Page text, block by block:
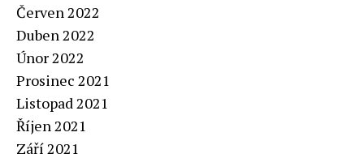
Červen 2022
Duben 2022
Únor 2022
Prosinec 2021
Listopad 2021
Říjen 2021
Září 2021